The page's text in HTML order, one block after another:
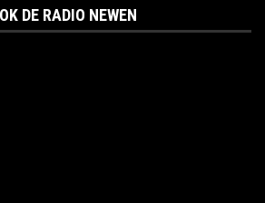
DE RADIO NEWEN